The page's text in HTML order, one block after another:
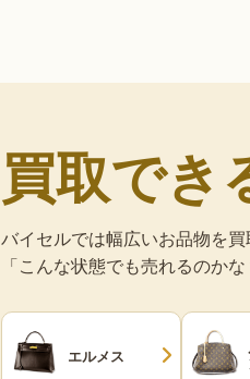
買取でき
バイセルでは幅広いお品物を買
「こんな状態でも売れるのか
エルメス